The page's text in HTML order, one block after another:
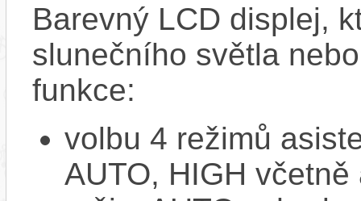
Barevný LCD displej,
slunečního světla
funkce:
volbu 4 režimů
AUTO, HIGH